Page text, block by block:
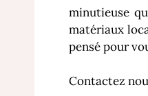
minutieuse
matériaux
pensé pour
Contactez